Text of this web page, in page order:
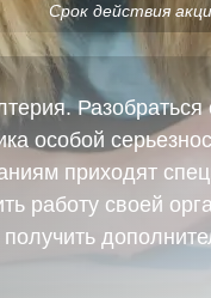
Срок действия
особой
приходят
работу своей